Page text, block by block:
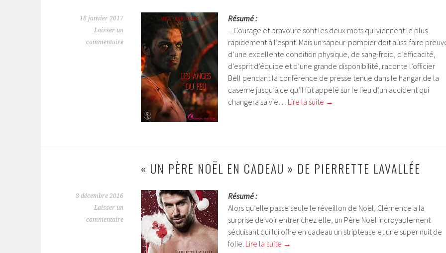
18 janvier 2017
Laisser un
commentaire
Résumé :
– Courage et bravoure sont les deux mots qui viennent le plus
rapidement à l’esprit. Mais un sapeur-pompier doit aussi faire
d’une excellente condition physique, de sang-froid, d’efficacité,
d’esprit d’équipe et d’une grande disponibilité, raconte l’officier
Bell pendant la conférence de presse tenue dans le hangar de la
caserne jusqu’à ce qu’il fût appelé sur le lieu d’un accident qui
changera sa vie… Lire la suite →
« UN PÈRE NOËL EN CADEAU » DE PIERRETTE LAVALLÉE
8 décembre 2016
Laisser un
commentaire
Résumé :
Alors qu’elle passe seule le réveillon de Noël, Clémence a la
surprise de voir entrer chez elle, un Père Noël incroyablement
séduisant qui lui offre en cadeau un striptease et une super nuit de
folie. Lire la suite →